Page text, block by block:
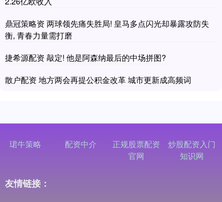
鼎冠策略资 两球领先痛失胜局! 皇马多点闪光却暴露攻防失
衡, 青春力量需打磨
捷希源配资 敲定! 他是阿森纳最后的中场拼图?
散户配资 地方两会再提公积金改革 城市更新成高频词
珺牛策略 配资中介
正规股票配资
官网
炒股配资入门
知识网
友情链接：